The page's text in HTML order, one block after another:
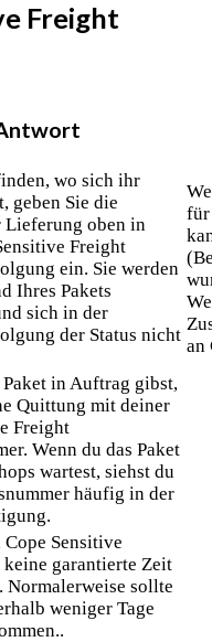
Freight
wo sich ihr
geben Sie die
Lieferung oben in
Freight
ein. Sie werden
Ihres Pakets
sich in der
der Status nicht
für
an
in Auftrag gibst,
Quittung mit deiner
Freight
Wenn du das Paket
wartest, siehst du
häufig in der
Sensitive
keine garantierte Zeit
Normalerweise sollte
weniger Tage